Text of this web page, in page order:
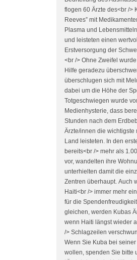
flogen 60 Ärzte des<br />
Reeves” mit
Plasma und
und leisteten einen
Erstversorgung der
<br /> Ohne Zweifel
Hilfe geradezu
überschlugen sich mit
dabei um die Höhe der
Totgeschwiegen wurde
Medienhysterie, dass
Stunden nach dem
Ärzte/innen die
Land leisteten. In den
bereits<br /> mehr als
vor, wandelten ihre
unterhielten damit die
Zentren überhaupt. Auch
Haiti<br /> immer mehr
für die
gleichen, werden Kubas
wenn Haiti längst wieder
/> Schlagzeilen
Wenn Sie Kuba bei
wollen, spenden Sie bitte